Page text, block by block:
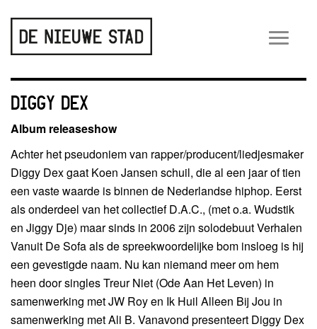
DIGGY DEX
Album releaseshow
Achter het pseudoniem van rapper/producent/liedjesmaker
Diggy Dex gaat Koen Jansen schuil, die al een jaar of tien
een vaste waarde is binnen de Nederlandse hiphop. Eerst
als onderdeel van het collectief D.A.C., (met o.a. Wudstik
en Jiggy Dje) maar sinds in 2006 zijn solodebuut Verhalen
Vanuit De Sofa als de spreekwoordelijke bom insloeg is hij
een gevestigde naam. Nu kan niemand meer om hem
heen door singles Treur Niet (Ode Aan Het Leven) in
samenwerking met JW Roy en Ik Huil Alleen Bij Jou in
samenwerking met Ali B. Vanavond presenteert Diggy Dex